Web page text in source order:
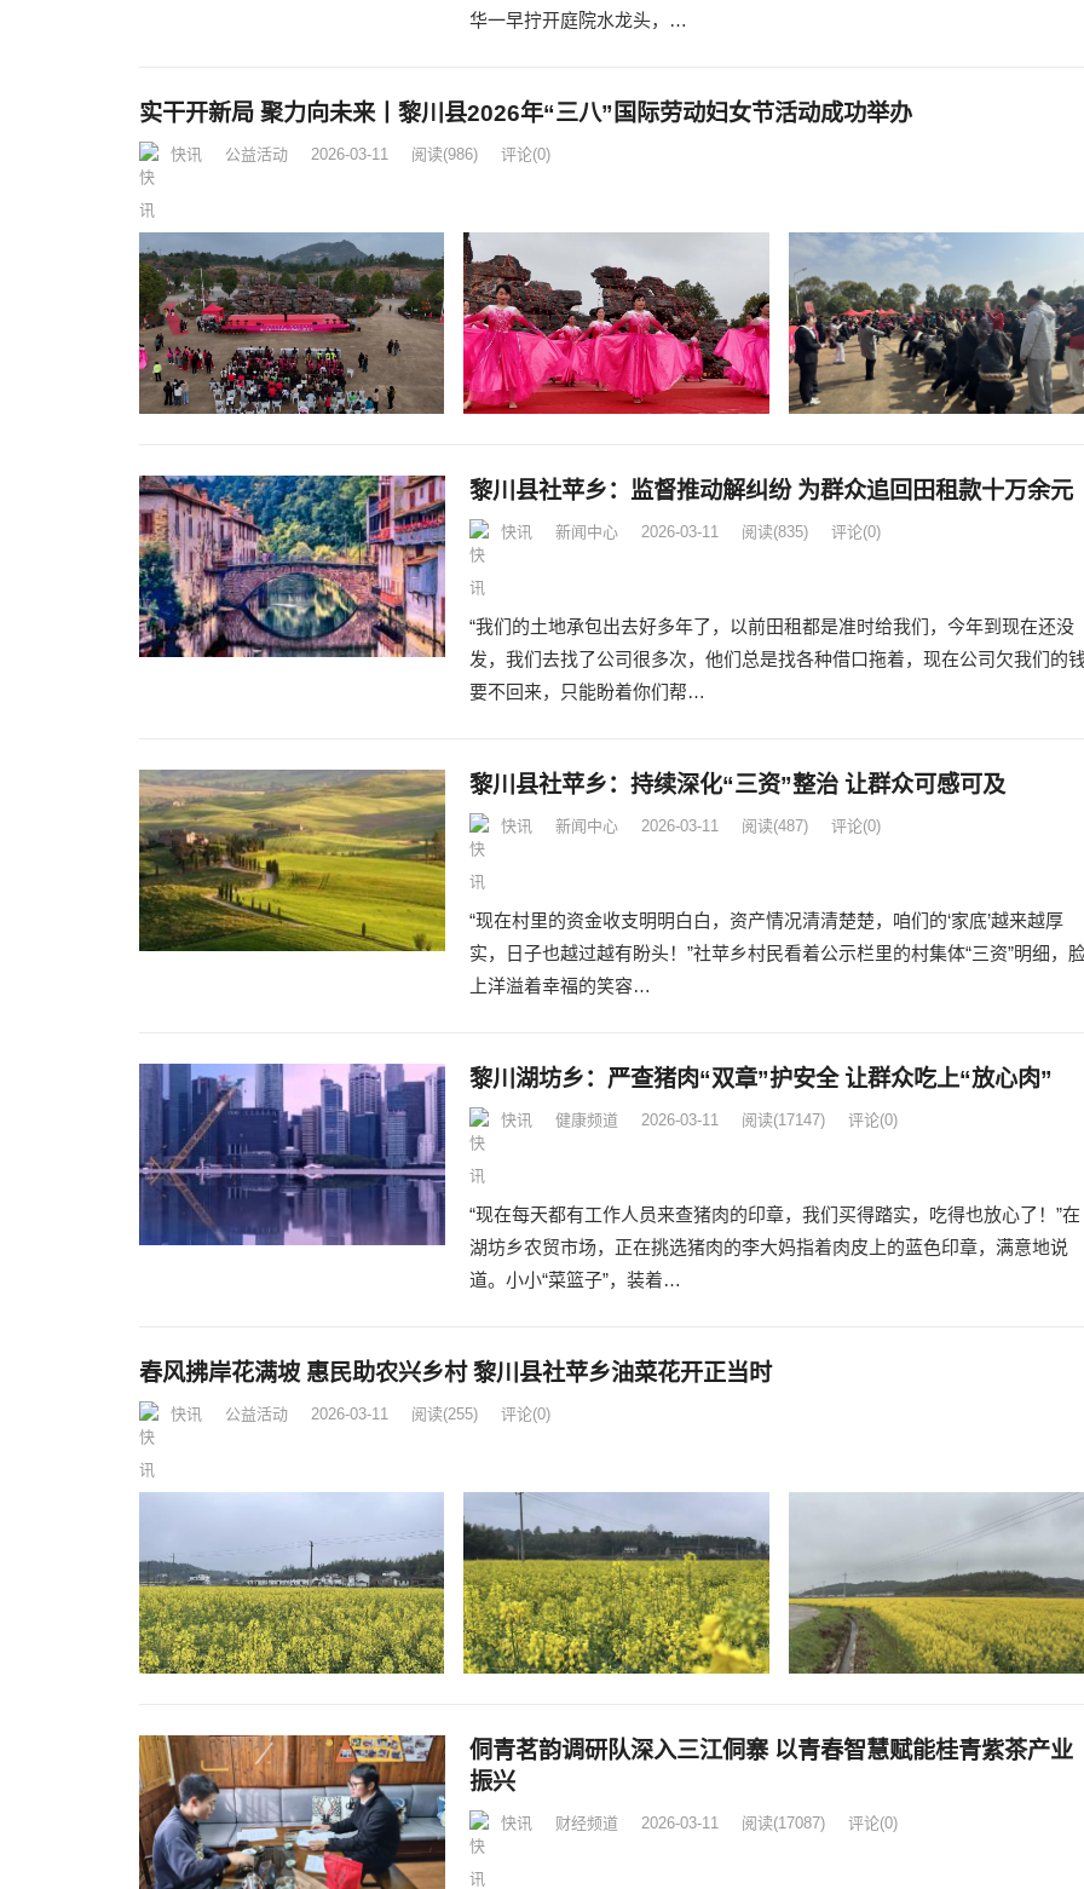
华一早拧开庭院水龙头，…
实干开新局 聚力向未来丨黎川县2026年“三八”国际劳动妇女节活动成功举办
快讯 公益活动 2026-03-11 阅读(986) 评论(0)
黎川县社苹乡：监督推动解纠纷 为群众追回田租款十万余元
快讯 新闻中心 2026-03-11 阅读(835) 评论(0)
“我们的土地承包出去好多年了，以前田租都是准时给我们，今年到现在还没
发，我们去找了公司很多次，他们总是找各种借口拖着，现在公司欠我们的
要不回来，只能盼着你们帮…
黎川县社苹乡：持续深化“三资”整治 让群众可感可及
快讯 新闻中心 2026-03-11 阅读(487) 评论(0)
“现在村里的资金收支明明白白，资产情况清清楚楚，咱们的‘家底’越来越厚
实，日子也越过越有盼头！”社苹乡村民看着公示栏里的村集体“三资”明细，
上洋溢着幸福的笑容…
黎川湖坊乡：严查猪肉“双章”护安全 让群众吃上“放心肉”
快讯 健康频道 2026-03-11 阅读(17147) 评论(0)
“现在每天都有工作人员来查猪肉的印章，我们买得踏实，吃得也放心了！”在
湖坊乡农贸市场，正在挑选猪肉的李大妈指着肉皮上的蓝色印章，满意地说
道。小小“菜篮子”，装着…
春风拂岸花满坡 惠民助农兴乡村 黎川县社苹乡油菜花开正当时
快讯 公益活动 2026-03-11 阅读(255) 评论(0)
侗青茗韵调研队深入三江侗寨 以青春智慧赋能桂青紫茶产业
振兴
快讯 财经频道 2026-03-11 阅读(17087) 评论(0)